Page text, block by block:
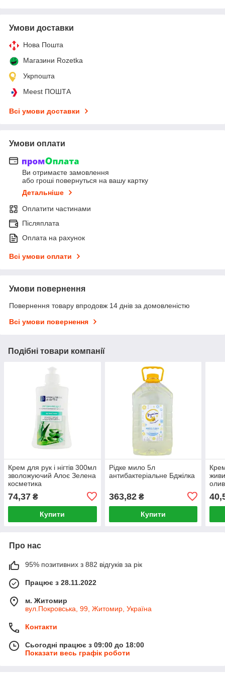
Умови доставки
Нова Пошта
Магазини Rozetka
Укрпошта
Meest ПОШТА
Всі умови доставки
Умови оплати
Ви отримаєте замовлення
або гроші повернуться на вашу картку
Детальніше
Оплатити частинами
Післяплата
Оплата на рахунок
Всі умови оплати
Умови повернення
Повернення товару впродовж 14 днів за домовленістю
Всі умови повернення
Подібні товари компанії
Крем для рук і нігтів 300мл
зволожуючий Алоє Зелена
косметика
74,37 ₴
Купити
Рідке мило 5л
антибактеріальне Бджілка
363,82₴
Купити
Про нас
95% позитивних з 882 відгуків за рік
Працює з 28.11.2022
м. Житомир
вул.Покровська, 99, Житомир, Україна
Контакти
Сьогодні працює з 09:00 до 18:00
Показати весь графік роботи